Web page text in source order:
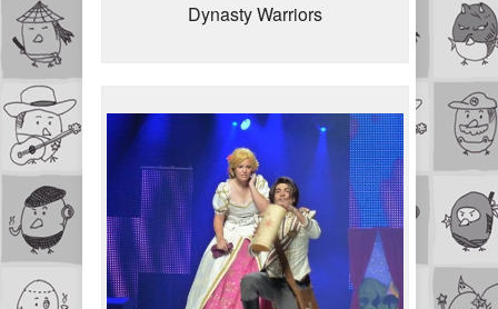
Dynasty Warriors